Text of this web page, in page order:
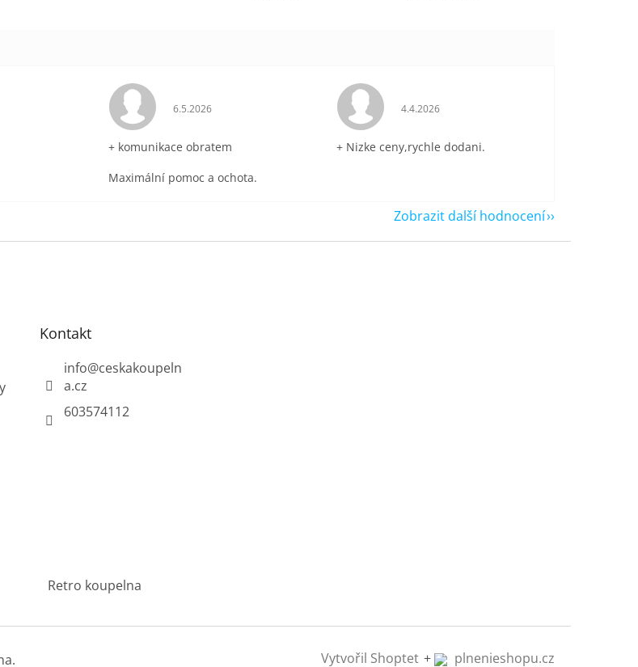
je 5 z 5 hvězdiček. Hodnocení obchodu je 5 z 5 hvězdiček.
6.5.2026
+ komunikace obratem
Maximální pomoc a ochota.
Hodnocení obchodu je 5 z 5 hvězdiček.
4.4.2026
+ Nizke ceny,rychle dodani.
Zobrazit další hodnocení
Kontakt
info@ceskakoupeln
a.cz
603574112
Retro koupelna
Vytvořil Shoptet + plnenieshopu.cz